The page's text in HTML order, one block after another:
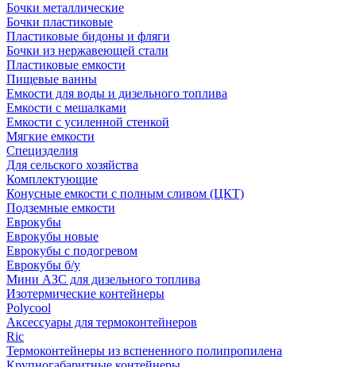
Бочки металлические
Бочки пластиковые
Пластиковые бидоны и фляги
Бочки из нержавеющей стали
Пластиковые емкости
Пищевые ванны
Емкости для воды и дизельного топлива
Емкости с мешалками
Емкости с усиленной стенкой
Мягкие емкости
Специзделия
Для сельского хозяйства
Комплектующие
Конусные емкости с полным сливом (ЦКТ)
Подземные емкости
Еврокубы
Еврокубы новые
Еврокубы с подогревом
Еврокубы б/у
Мини АЗС для дизельного топлива
Изотермические контейнеры
Polycool
Аксессуары для термоконтейнеров
Ric
Термоконтейнеры из вспененного полипропилена